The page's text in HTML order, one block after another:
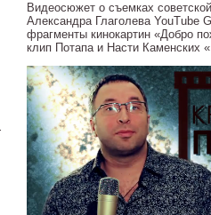
Видеосюжет о съемках
Александра Глаголева YouTube
фрагменты кинокартин «Добро
клип Потапа и Насти Каменских